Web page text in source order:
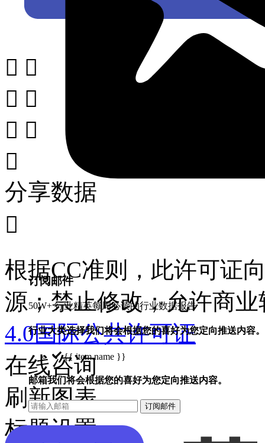
订阅邮件
50W+ 行业精英每周必读的行业数据报告
行业大类选择我们将会根据您的喜好为您定向推送内容。
{{ item.name }}
邮箱我们将会根据您的喜好为您定向推送内容。
订阅邮件
 
 
 

分享数据

根据CC准则，此许可证
源；禁止修改；允许商业
4.0国际公共许可证
在线咨询
刷新图表
标题设置